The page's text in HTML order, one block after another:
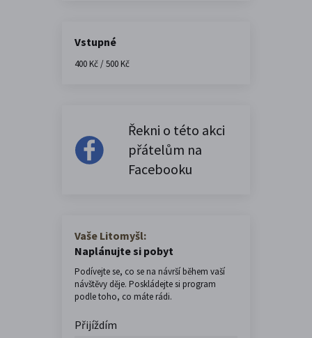
Vstupné
400 Kč / 500 Kč
Řekni o této akci
přátelům na
Facebooku
Vaše Litomyšl:
Naplánujte si pobyt
Podívejte se, co se na návrší během vaší
návštěvy děje. Poskládejte si program
podle toho, co máte rádi.
Přijíždím